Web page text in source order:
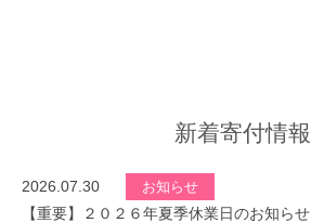
新着寄付情報
2026.07.30 お知らせ
【重要】２０２６年夏季休業日のお知らせ